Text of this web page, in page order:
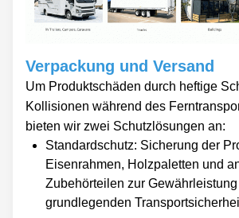
Verpackung und Versand
Um Produktschäden durch heftige
Kollisionen während des
bieten wir zwei Schutzlösungen an:
Standardschutz: Sicherung der
Eisenrahmen, Holzpaletten und
Zubehörteilen zur
grundlegenden